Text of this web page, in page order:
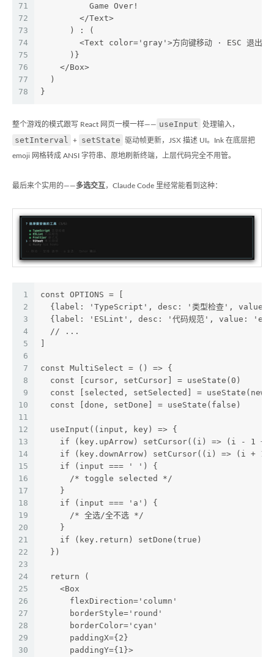
71
72
73
74
75
76
77
78
          Game Over!
        </Text>
      ) : (
<Text color='gray'>方向键移动 · ESC 退出
      )}
    </Box>
  )
}
整个游戏的模式跟写 React 网页一模一样—— useInput 处理输入，
setInterval + setState 驱动帧更新，JSX 描述 UI。Ink 在底层把
emoji 网格转成 ANSI 字符串、原地刷新终端，上层代码完全不用管。
最后来个实用的——多选交互 ，Claude Code 里经常能看到这种：
1
2
3
4
5
6
7
8
9
10
11
12
13
14
15
16
17
18
19
20
21
22
23
24
25
26
27
28
29
30
const OPTIONS = [
{label: 'TypeScript', desc: '类型检查', value:
{label: 'ESLint', desc: '代码规范', value:
  // ...
const MultiSelect = () => {
  const [cursor, setCursor] = useState(0)
const [selected, setSelected] = useState(new
  const [done, setDone] = useState(false)
  useInput((input, key) => {
if (key.upArrow) setCursor((i) => (i - 1 +
if (key.downArrow) setCursor((i) => (i + 1)
    if (input === ' ') {
      /* toggle selected */
    }
    if (input === 'a') {
      /* 全选/全不选 */
    }
    if (key.return) setDone(true)
  })
  return (
    <Box
      flexDirection='column'
      borderStyle='round'
      borderColor='cyan'
      paddingX={2}
      paddingY={1}>